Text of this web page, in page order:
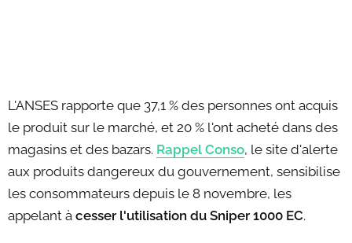
L'ANSES rapporte que 37,1 % des personnes ont acquis
le produit sur le marché, et 20 % l'ont acheté dans des
magasins et des bazars. Rappel Conso, le site d'alerte
aux produits dangereux du gouvernement, sensibilise
les consommateurs depuis le 8 novembre, les
appelant à cesser l'utilisation du Sniper 1000 EC.